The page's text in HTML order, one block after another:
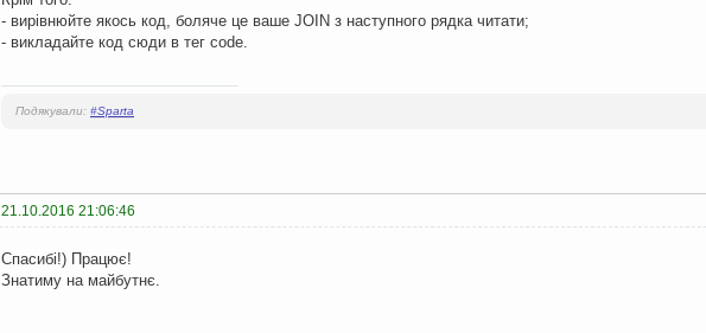
- вирівнюйте якось код, боляче це ваше JOIN з наступного рядка читати;
- викладайте код сюди в тег code.
Подякували: #Sparta
21.10.2016 21:06:46
Спасибі!) Працює!
Знатиму на майбутнє.